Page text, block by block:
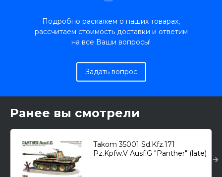
Подробно раскажем о наших товарах,
рассчитаем стоимость доставки и ответим
на все Ваши вопросы!
Задать вопрос
Ранее вы смотрели
Takom 35001 Sd.Kfz.171
Pz.Kpfw.V Ausf.G "Panther" (late)